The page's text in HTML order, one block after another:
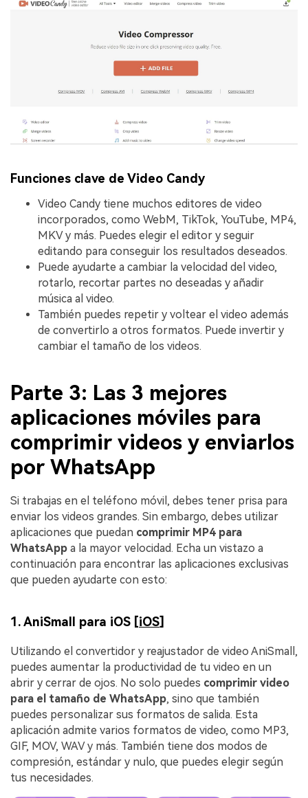
Funciones clave de Video Candy
Video Candy tiene muchos editores de video
incorporados, como WebM, TikTok, YouTube, MP4,
MKV y más. Puedes elegir el editor y seguir
editando para conseguir los resultados deseados.
Puede ayudarte a cambiar la velocidad del video,
rotarlo, recortar partes no deseadas y añadir
música al video.
También puedes repetir y voltear el video además
de convertirlo a otros formatos. Puede invertir y
cambiar el tamaño de los videos.
Parte 3: Las 3 mejores
aplicaciones móviles para
comprimir videos y enviarlos
por WhatsApp
Si trabajas en el teléfono móvil, debes tener prisa para
enviar los videos grandes. Sin embargo, debes utilizar
aplicaciones que puedan comprimir MP4 para
WhatsApp a la mayor velocidad. Echa un vistazo a
continuación para encontrar las aplicaciones exclusivas
que pueden ayudarte con esto:
1. AniSmall para iOS [iOS]
Utilizando el convertidor y reajustador de video AniSmall,
puedes aumentar la productividad de tu video en un
abrir y cerrar de ojos. No solo puedes comprimir video
para el tamaño de WhatsApp, sino que también
puedes personalizar sus formatos de salida. Esta
aplicación admite varios formatos de video, como MP3,
GIF, MOV, WAV y más. También tiene dos modos de
compresión, estándar y nulo, que puedes elegir según
tus necesidades.